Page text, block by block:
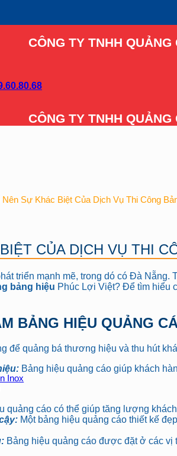
CÔNG TY TNHH
CÔNG TY TNHH
Inox
Sự Khác Biệt Của Dịch Vụ Thi Công
CỦA DỊCH VỤ THI
triển mạnh mẽ, trong dó có Đà
bảng hiệu Phúc Lợi Việt? Để tìm hiểu
BẢNG HIỆU QUẢNG
để quảng bá thương hiệu và thu hút
Bảng hiệu quảng cáo giúp khách
quảng cáo có thể giúp tăng lượng
Một bảng hiệu quảng cáo thiết kế
Bảng hiệu quảng cáo được đặt ở các